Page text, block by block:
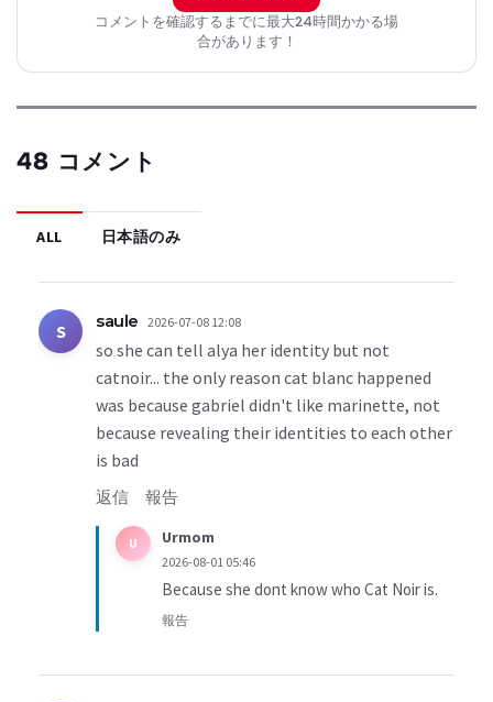
コメントを確認するまでに最大24時間かかる場
合があります！
48 コメント
ALL 日本語のみ
S saule 2026-07-08 12:08
so she can tell alya her identity but not
catnoir... the only reason cat blanc happened
was because gabriel didn't like marinette, not
because revealing their identities to each other
is bad
返信 報告
U Urmom
2026-08-01 05:46
Because she dont know who Cat Noir is.
報告